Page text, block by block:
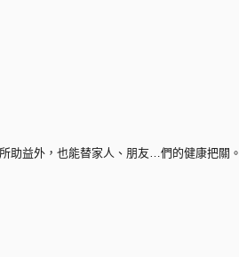
助益外，也能替家人、朋友…們的健康把關。